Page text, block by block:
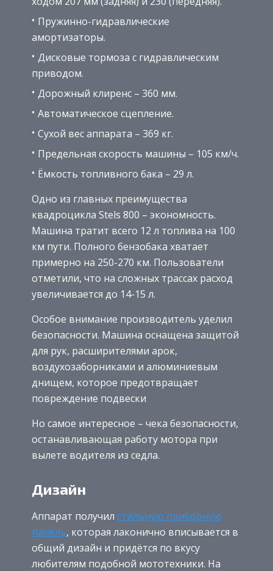
Пружинно-гидравлические
амортизаторы.
Дисковые тормоза с гидравлическим
приводом.
Дорожный клиренс – 360 мм.
Автоматическое сцепление.
Сухой вес аппарата – 369 кг.
Предельная скорость машины – 105 км/ч.
Ёмкость топливного бака – 29 л.
Одно из главных преимущества
квадроцикла Stels 800 – экономность.
Машина тратит всего 12 л топлива на 100
км пути. Полного бензобака хватает
примерно на 250-270 км. Пользователи
отметили, что на сложных трассах расход
увеличивается до 14-15 л.
Особое внимание производитель уделил
безопасности. Машина оснащена защитой
для рук, расширителями арок,
воздухозаборниками и алюминиевым
днищем, которое предотвращает
повреждение подвески
Но самое интересное – чека безопасности,
останавливающая работу мотора при
вылете водителя из седла.
Дизайн
Аппарат получил стильную приборную
панель, которая лаконично вписывается в
общий дизайн и придётся по вкусу
любителям подобной мототехники. На